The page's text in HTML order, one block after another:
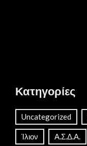
Κατηγορίες
Uncategorized
Ίλιον Α.Σ.Δ.Α.